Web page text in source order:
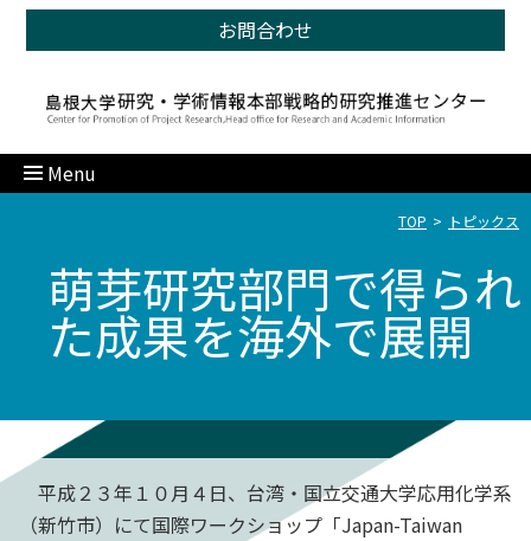
お問合わせ
Menu
TOP トピックス
萌芽研究部門で得られ
た成果を海外で展開
平成２３年１０月４日、台湾・国立交通大学応用化学系
（新竹市）にて国際ワークショップ「Japan-Taiwan